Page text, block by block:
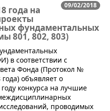
09/02/2018
года на
фундаментальных
801, 802, 803)
в соответствии с
Фонда (Протокол №
объявляет о
конкурса на лучшие
проводимых